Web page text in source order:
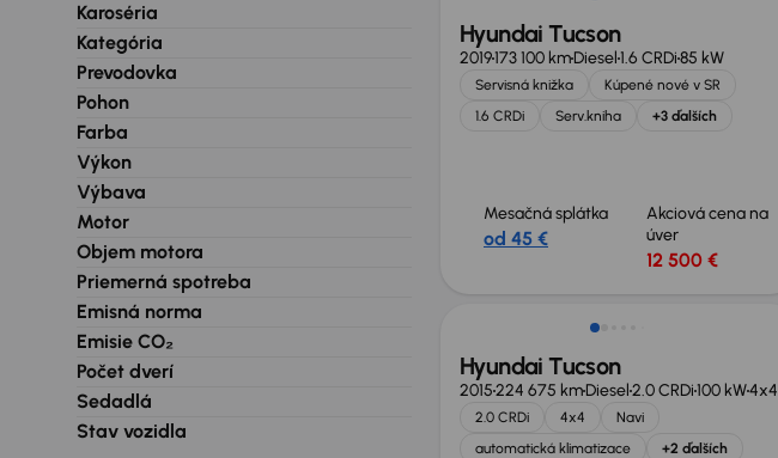
Karoséria
Kategória
Prevodovka
Pohon
Farba
Výkon
Výbava
Motor
Objem motora
Priemerná spotreba
Emisná norma
Emisie CO₂
Počet dverí
Sedadlá
Stav vozidla
Hyundai Tucson
2019173 100 kmDiesel1.6 CRDi85 kW
Servisná knižka
Kúpené nové v SR
1.6 CRDi
Serv.kniha +3 ďalších
Mesačná splátka
od 45 €
Akciová cena na
úver
12 500 €
Hyundai Tucson
2015224 675 kmDiesel2.0 CRDi100 kW4x4
2.0 CRDi 4x4
Navi
automatická klimatizace
+2 ďalších